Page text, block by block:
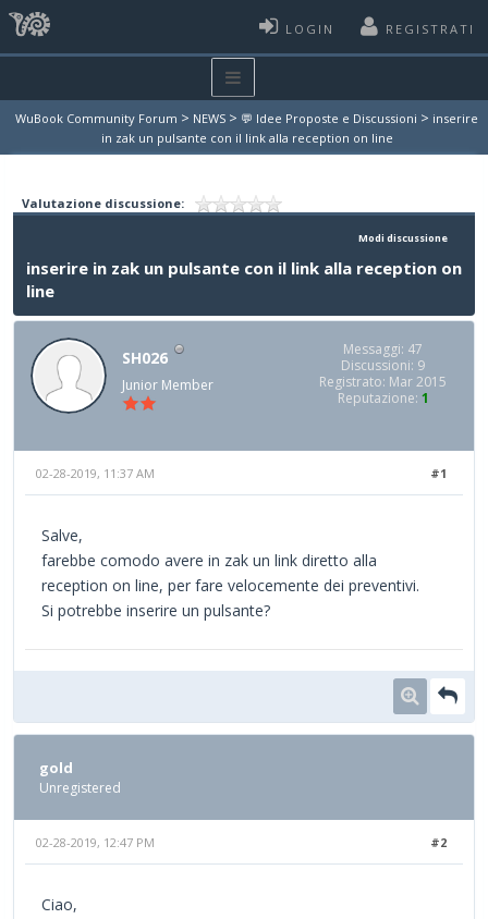
LOGIN REGISTRATI
WuBook Community Forum > NEWS > 💬 Idee Proposte e Discussioni > inserire
in zak un pulsante con il link alla reception on line
Valutazione discussione:
Modi discussione
inserire in zak un pulsante con il link alla reception on
line
SH026
Junior Member
Messaggi: 47
Discussioni: 9
Registrato: Mar 2015
Reputazione: 1
#1
02-28-2019, 11:37 AM
Salve,
farebbe comodo avere in zak un link diretto alla
reception on line, per fare velocemente dei preventivi.
Si potrebbe inserire un pulsante?
gold
Unregistered
#2
02-28-2019, 12:47 PM
Ciao,